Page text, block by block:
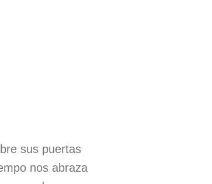
sus puertas
nos abraza